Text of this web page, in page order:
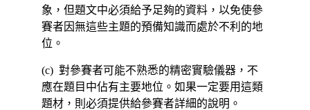
象，但題文中必須給予足夠的資料，以免使參
賽者因無這些主題的預備知識而處於不利的地
位。
(c) 對參賽者可能不熟悉的精密實驗儀器，不
應在題目中佔有主要地位。如果一定要用這類
題材，則必須提供給參賽者詳細的說明。